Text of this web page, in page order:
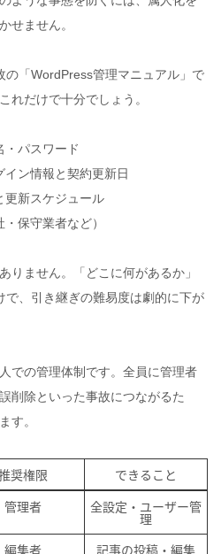
せません。
の「WordPress管理マニュアル」で
れだけで十分でしょう。
・パスワード
ン情報と契約更新日
更新スケジュール
保守業者など）
りません。「どこに何があるか」
で、引き継ぎの難易度は劇的に下が
での管理体制です。全員に管理者
削除といった事故につながるた
す。
奨権限
できること
管理者 全設定・ユーザー管
理
編集者 記事の投稿・編集